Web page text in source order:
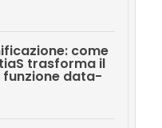
come
trasforma il
funzione data-